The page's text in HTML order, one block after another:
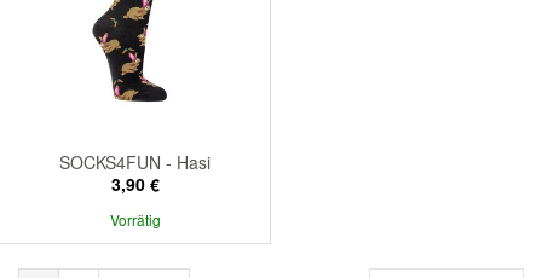
SOCKS4FUN - Hasi
3,90 €
Vorrätig